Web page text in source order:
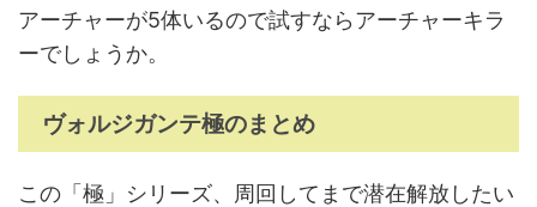
アーチャーが5体いるので試すならアーチャーキラ
ーでしょうか。
ヴォルジガンテ極のまとめ
この「極」シリーズ、周回してまで潜在解放したい